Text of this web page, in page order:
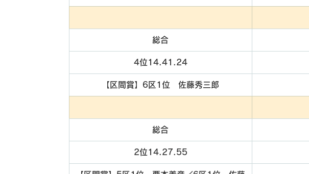
総合
4位14.41.24
【区間賞】6区1位　佐藤秀三郎
総合
2位14.27.55